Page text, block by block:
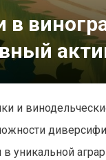
в
и
в уникальной